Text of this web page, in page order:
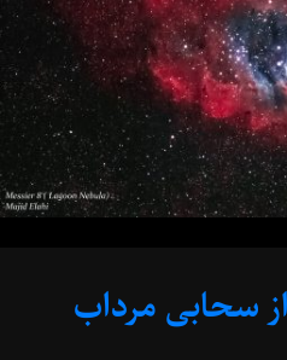
سحابی مرداب